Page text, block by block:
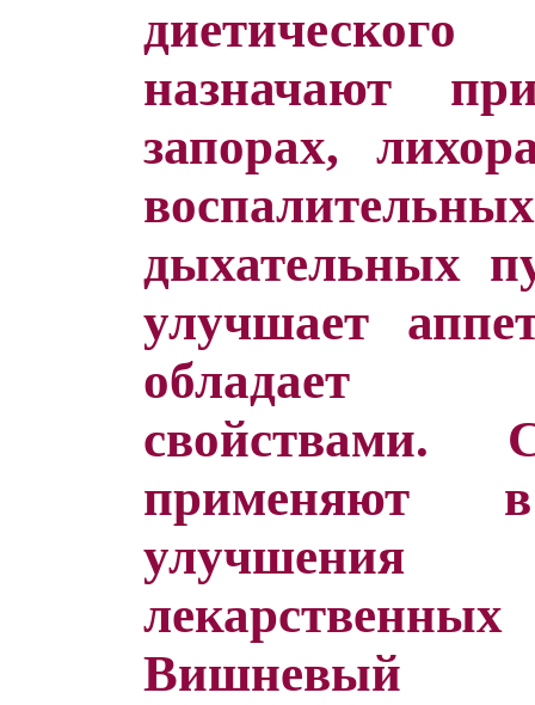
назначают
запорах,
дыхательных
улучшает
обладает
применяют
Вишневый